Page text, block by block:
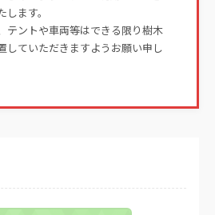
ます。
テントや車両等はできる限り樹木
していただきますようお願い申し